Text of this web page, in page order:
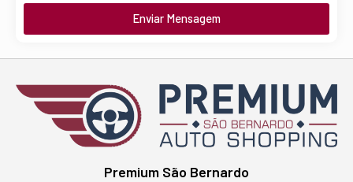
Enviar Mensagem
Premium São Bernardo